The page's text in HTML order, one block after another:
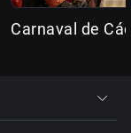
Carnaval de